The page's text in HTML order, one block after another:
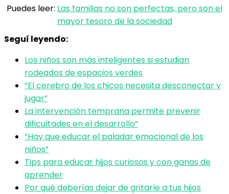
Puedes leer: Las familias no son perfectas, pero son el
mayor tesoro de la sociedad
Seguí leyendo:
Los niños son más inteligentes si estudian
rodeados de espacios verdes
“El cerebro de los chicos necesita desconectar y
jugar”
La intervención temprana permite prevenir
dificultades en el desarrollo”
“Hay que educar el paladar emocional de los
niños”
Tips para educar hijos curiosos y con ganas de
aprender
Por qué deberías dejar de gritarle a tus hijos